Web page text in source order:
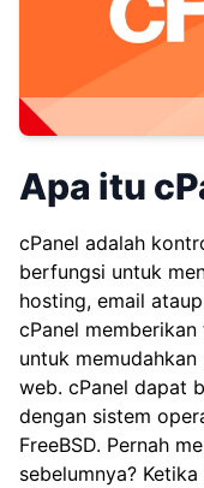
Apa itu
cPanel adalah
berfungsi untuk
hosting, email
cPanel
untuk
web. cPanel dapat
dengan sistem
FreeBSD. Pernah
sebelumnya?